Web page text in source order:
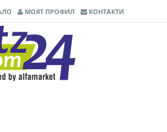
МОЯТ ПРОФИЛ КОНТАКТИ